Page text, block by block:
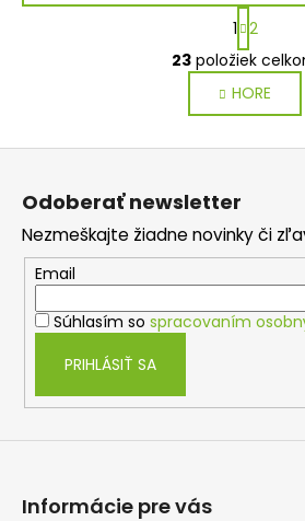
O
v
l
á
d
e
p
r
v
ý
p
S
t
r
á
n
k
e
1 2
23 položiek
HORE
Z
Odoberať newsletter
Nezmeškajte žiadne novinky či
Email
Súhlasím so spracovaním
PRIHLÁSIŤ SA
Informácie pre vás